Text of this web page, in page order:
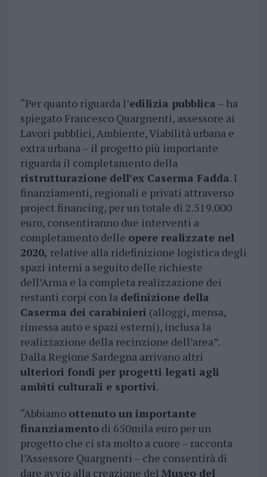
“Per quanto riguarda l’edilizia pubblica – ha
spiegato Francesco Quargnenti, assessore ai
Lavori pubblici, Ambiente, Viabilità urbana e
extra urbana – il progetto più importante
riguarda il completamento della
ristrutturazione dell’ex Caserma Fadda. I
finanziamenti, regionali e privati attraverso
project financing, per un totale di 2.519.000
euro, consentiranno due interventi a
completamento delle opere realizzate nel
2020, relative alla ridefinizione logistica degli
spazi interni a seguito delle richieste
dell’Arma e la completa realizzazione dei
restanti corpi con la definizione della
Caserma dei carabinieri (alloggi, mensa,
rimessa auto e spazi esterni), inclusa la
realizzazione della recinzione dell’area”.
Dalla Regione Sardegna arrivano altri
ulteriori fondi per progetti legati agli
ambiti culturali e sportivi.
“Abbiamo ottenuto un importante
finanziamentodi 650mila euro per un
progetto che ci sta molto a cuore – racconta
l’Assessore Quargnenti – che consentirà di
dare avvio alla creazione del Museo del